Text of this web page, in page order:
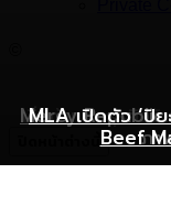
เริ่มต้นเปิดธุรกิจร้
Mercy Republic
ภา
MLA เปิดตัว ‘ปิ
Beef
ปิดหน้าต่างนี้